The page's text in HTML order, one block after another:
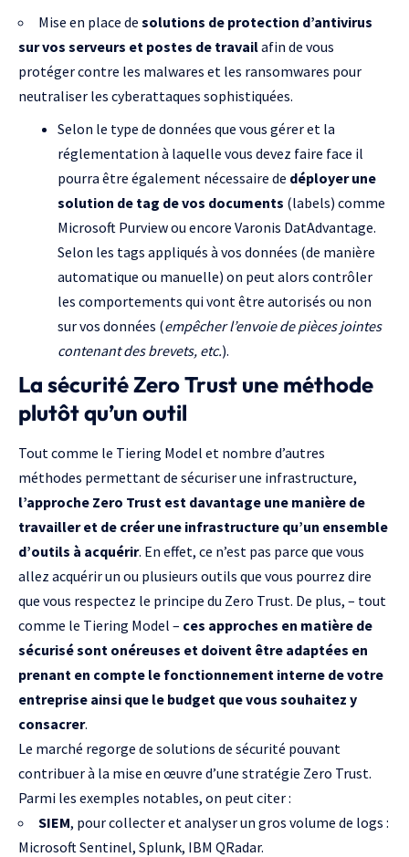
Mise en place de solutions de protection d’antivirus
sur vos serveurs et postes de travailafin de vous
protéger contre les malwares et les ransomwares pour
neutraliser les cyberattaques sophistiquées.
Selon le type de données que vous gérer et la
réglementation à laquelle vous devez faire face il
pourra être également nécessaire de déployer une
solution de tag de vos documents (labels) comme
Microsoft Purviewou encore Varonis DatAdvantage.
Selon les tags appliqués à vos données (de manière
automatique ou manuelle) on peut alors contrôler
les comportements qui vont être autorisés ou non
sur vos données (empêcher l’envoie de pièces jointes
contenant des brevets, etc.).
La sécurité Zero Trust une méthode
plutôt qu’un outil
Tout comme le Tiering Model et nombre d’autres
méthodes permettant de sécuriser une infrastructure,
l’approche Zero Trust est davantage une manière de
travailler et de créer une infrastructure qu’un ensemble
d’outils à acquérir. En effet, ce n’est pas parce que vous
allez acquérir un ou plusieurs outils que vous pourrez dire
que vous respectez le principe du Zero Trust. De plus, – tout
comme le Tiering Model – ces approches en matière de
sécurisé sont onéreuses et doivent être adaptées en
prenant en compte le fonctionnement interne de votre
entreprise ainsi que le budget que vous souhaitez y
consacrer.
Le marché regorge de solutions de sécurité pouvant
contribuer à la mise en œuvre d’une stratégie Zero Trust.
Parmi les exemples notables, on peut citer :
SIEM, pour collecter et analyser un gros volume de logs :
Microsoft Sentinel, Splunk, IBM QRadar.